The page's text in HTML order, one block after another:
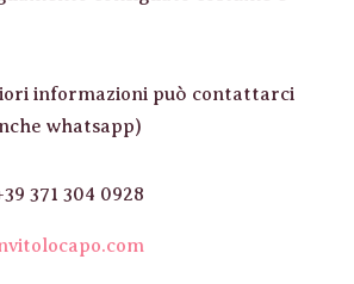
informazioni può contattarci
whatsapp)
371 304 0928